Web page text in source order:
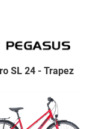
SL 24 - Trapez